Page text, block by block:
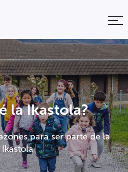
la Ikastola?
para ser parte de la
Ikastola